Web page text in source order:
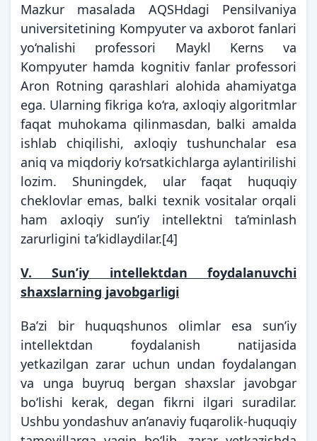
Mazkur masalada AQSHdagi Pensilvaniya
universitetining Kompyuter va axborot fanlari
yo‘nalishi professori Maykl Kerns va
Kompyuter hamda kognitiv fanlar professori
Aron Rotning qarashlari alohida ahamiyatga
ega. Ularning fikriga ko‘ra, axloqiy algoritmlar
faqat muhokama qilinmasdan, balki amalda
ishlab chiqilishi, axloqiy tushunchalar esa
aniq va miqdoriy ko‘rsatkichlarga aylantirilishi
lozim. Shuningdek, ular faqat huquqiy
cheklovlar emas, balki texnik vositalar orqali
ham axloqiy sunʼiy intellektni ta’minlash
zarurligini ta’kidlaydilar.[4]
V. Sunʼiy intellektdan foydalanuvchi
shaxslarning javobgarligi
Ba’zi bir huquqshunos olimlar esa sunʼiy
intellektdan foydalanish natijasida
yetkazilgan zarar uchun undan foydalangan
va unga buyruq bergan shaxslar javobgar
bo‘lishi kerak, degan fikrni ilgari suradilar.
Ushbu yondashuv an’anaviy fuqarolik-huquqiy